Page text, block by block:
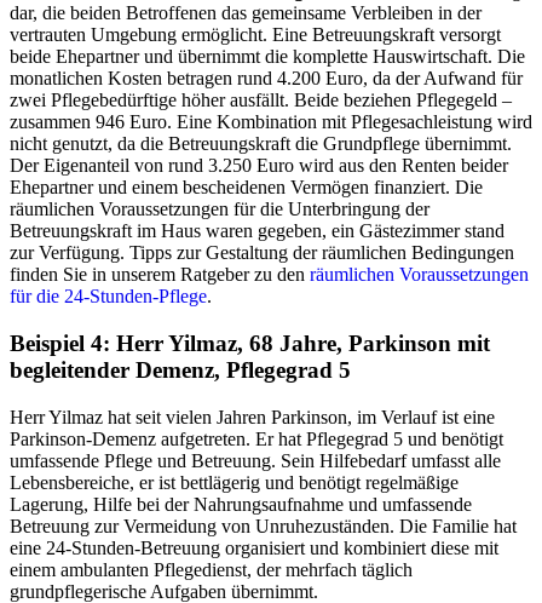
dar, die beiden Betroffenen das gemeinsame Verbleiben in der
vertrauten Umgebung ermöglicht. Eine Betreuungskraft versorgt
beide Ehepartner und übernimmt die komplette Hauswirtschaft. Die
monatlichen Kosten betragen rund 4.200 Euro, da der Aufwand für
zwei Pflegebedürftige höher ausfällt. Beide beziehen Pflegegeld –
zusammen 946 Euro. Eine Kombination mit Pflegesachleistung wird
nicht genutzt, da die Betreuungskraft die Grundpflege übernimmt.
Der Eigenanteil von rund 3.250 Euro wird aus den Renten beider
Ehepartner und einem bescheidenen Vermögen finanziert. Die
räumlichen Voraussetzungen für die Unterbringung der
Betreuungskraft im Haus waren gegeben, ein Gästezimmer stand
zur Verfügung. Tipps zur Gestaltung der räumlichen Bedingungen
finden Sie in unserem Ratgeber zu den räumlichen Voraussetzungen
für die 24-Stunden-Pflege.
Beispiel 4: Herr Yilmaz, 68 Jahre, Parkinson mit
begleitender Demenz, Pflegegrad 5
Herr Yilmaz hat seit vielen Jahren Parkinson, im Verlauf ist eine
Parkinson-Demenz aufgetreten. Er hat Pflegegrad 5 und benötigt
umfassende Pflege und Betreuung. Sein Hilfebedarf umfasst alle
Lebensbereiche, er ist bettlägerig und benötigt regelmäßige
Lagerung, Hilfe bei der Nahrungsaufnahme und umfassende
Betreuung zur Vermeidung von Unruhezuständen. Die Familie hat
eine 24-Stunden-Betreuung organisiert und kombiniert diese mit
einem ambulanten Pflegedienst, der mehrfach täglich
grundpflegerische Aufgaben übernimmt.